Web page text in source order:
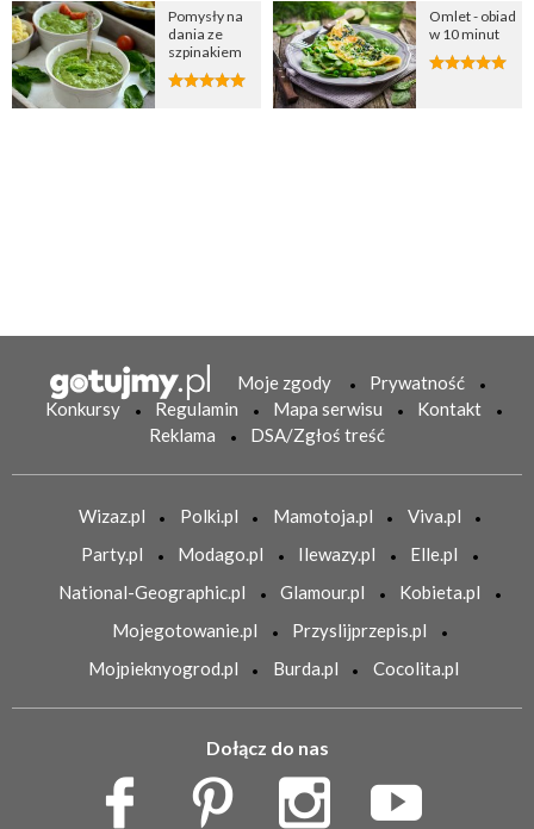
Pomysły na
dania ze
szpinakiem
Omlet - obiad
w 10 minut
Moje zgody
Prywatność
Konkursy
Regulamin Mapa serwisu
Kontakt
Reklama
DSA/Zgłoś treść
Wizaz.pl Polki.pl Mamotoja.pl
Viva.pl
Party.pl
Modago.pl Ilewazy.pl
Elle.pl
National-Geographic.pl
Glamour.pl
Kobieta.pl
Mojegotowanie.pl
Przyslijprzepis.pl
Mojpieknyogrod.pl
Burda.pl Cocolita.pl
Dołącz do nas